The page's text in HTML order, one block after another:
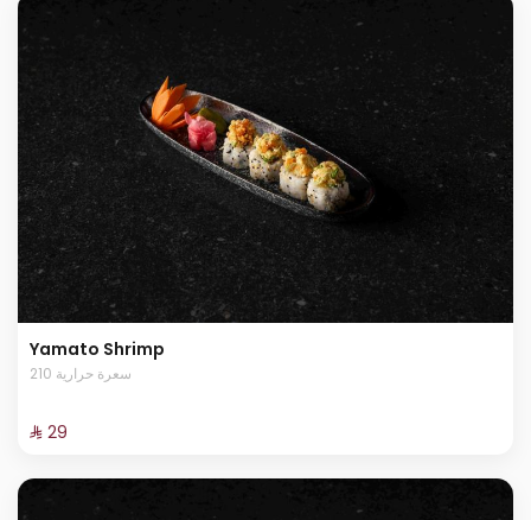
Yamato Shrimp
210 سعرة حرارية
⁨⁦‪‬ 29⁩